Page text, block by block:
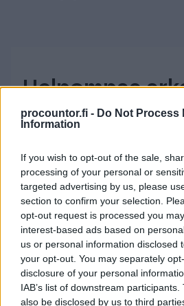
procountor.fi - Do Not Process
Information
If you wish to opt-out of the sale,
processing of your personal or
targeted advertising by us, please
section to confirm your selection.
opt-out request is processed you
interest-based ads based on
us or personal information disclosed
your opt-out. You may separately
disclosure of your personal
IAB’s list of downstream
also be disclosed by us to third
Helpompaa
Finago
Vaivatonta yhteistyötä
kanssa
Sopii yritysmuodosta ja
riippumatta
Tutustu Finago